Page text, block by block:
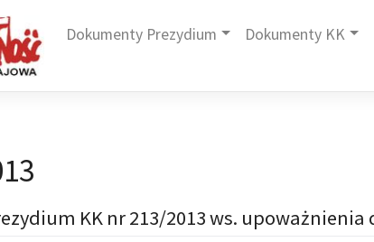
Dokumenty Prezydium Dokumenty KK
KK nr 213/2013 ws.